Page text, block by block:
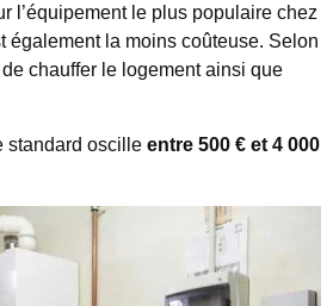
l’équipement le plus populaire chez
également la moins coûteuse. Selon
chauffer le logement ainsi que
standard oscille entre 500 € et 4 000